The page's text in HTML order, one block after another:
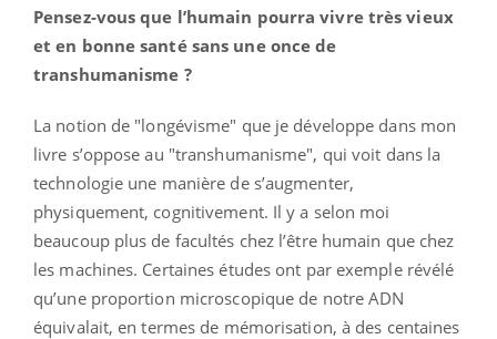
Pensez-vous que l’humain pourra vivre très vieux
et en bonne santé sans une once de
transhumanisme ?
La notion de "longévisme" que je développe dans mon
livre s’oppose au "transhumanisme", qui voit dans la
technologie une manière de s’augmenter,
physiquement, cognitivement. Il y a selon moi
beaucoup plus de facultés chez l’être humain que chez
les machines. Certaines études ont par exemple révélé
qu’une proportion microscopique de notre ADN
équivalait, en termes de mémorisation, à des centaines